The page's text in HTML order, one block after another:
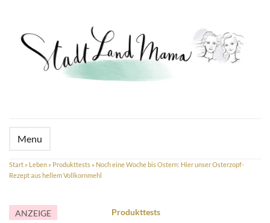
Menu
Start » Leben » Produkttests » Noch eine Woche bis Ostern: Hier unser Osterzopf-
Rezept aus hellem Vollkornmehl
ANZEIGE Produkttests